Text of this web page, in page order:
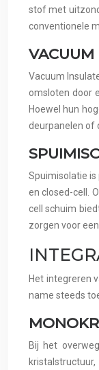
stof met
conventionele
VACUUM
Vacuum
omsloten door
Hoewel hun
deurpanelen of
Spuimisolatie
en closed-cell.
cell schuim
zorgen voor
Het integreren
name steeds
Bij het